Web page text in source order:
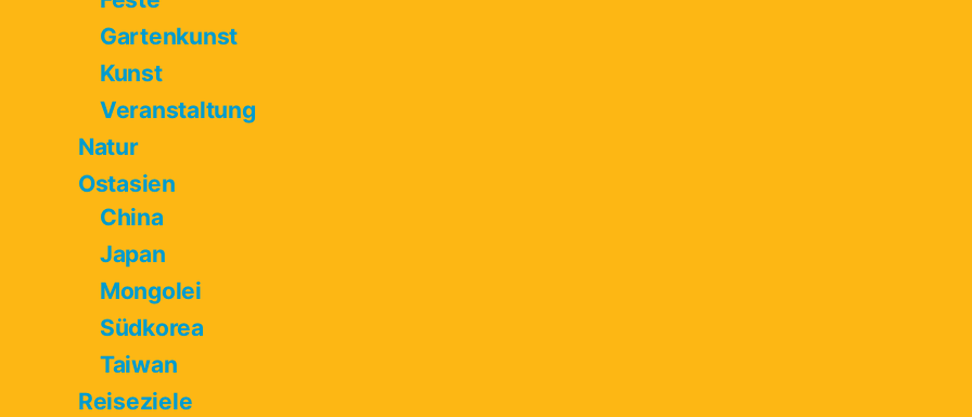
Gartenkunst
Kunst
Veranstaltung
Natur
Ostasien
China
Japan
Mongolei
Südkorea
Taiwan
Reiseziele